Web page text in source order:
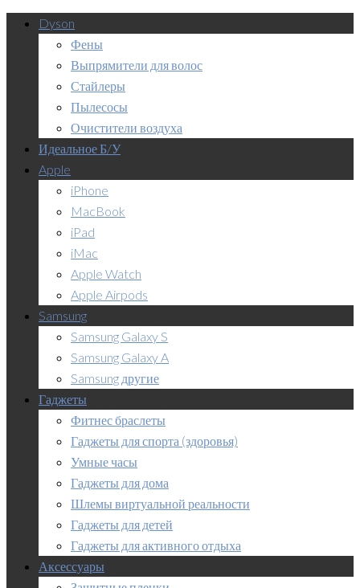
Dyson
Фены
Выпрямители для волос
Стайлеры
Пылесосы
Очистители воздуха
Идеальное Б/У
Apple
iPhone
MacBook
iPad
iMac
Apple Watch
Apple Airpods
Samsung
Samsung Galaxy S
Samsung Galaxy A
Samsung другие
Гаджеты
Фитнес браслеты
Гаджеты для спорта (здоровья)
Умные часы
Гаджеты для дома
Шлемы виртуальной реальности
Гаджеты для детей
Гаджеты для активного отдыха
Аксессуары